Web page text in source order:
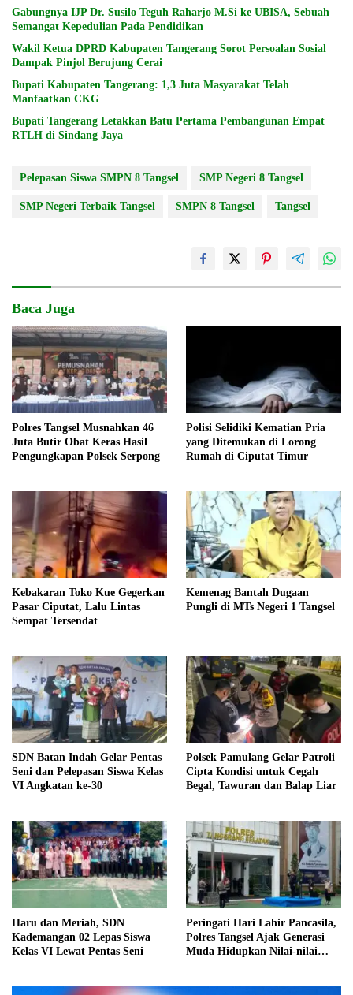
Gabungnya IJP Dr. Susilo Teguh Raharjo M.Si ke UBISA, Sebuah
Semangat Kepedulian Pada Pendidikan
Wakil Ketua DPRD Kabupaten Tangerang Sorot Persoalan Sosial
Dampak Pinjol Berujung Cerai
Bupati Kabupaten Tangerang: 1,3 Juta Masyarakat Telah
Manfaatkan CKG
Bupati Tangerang Letakkan Batu Pertama Pembangunan Empat
RTLH di Sindang Jaya
Pelepasan Siswa SMPN 8 Tangsel SMP Negeri 8 Tangsel
SMP Negeri Terbaik Tangsel SMPN 8 Tangsel Tangsel
Baca Juga
Polres Tangsel Musnahkan 46
Juta Butir Obat Keras Hasil
Pengungkapan Polsek Serpong
Polisi Selidiki Kematian Pria
yang Ditemukan di Lorong
Rumah di Ciputat Timur
Kebakaran Toko Kue Gegerkan
Pasar Ciputat, Lalu Lintas
Sempat Tersendat
Kemenag Bantah Dugaan
Pungli di MTs Negeri 1 Tangsel
SDN Batan Indah Gelar Pentas
Seni dan Pelepasan Siswa Kelas
VI Angkatan ke-30
Polsek Pamulang Gelar Patroli
Cipta Kondisi untuk Cegah
Begal, Tawuran dan Balap Liar
Haru dan Meriah, SDN
Kademangan 02 Lepas Siswa
Kelas VI Lewat Pentas Seni
Peringati Hari Lahir Pancasila,
Polres Tangsel Ajak Generasi
Muda Hidupkan Nilai-nilai